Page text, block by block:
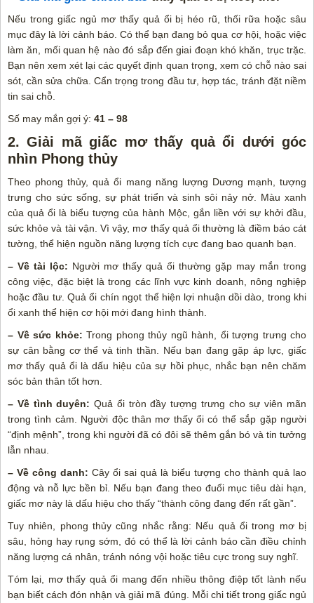
Nếu trong giấc ngủ mơ thấy quả ổi bị héo rũ, thối rữa hoặc sâu
mục đây là lời cảnh báo. Có thể bạn đang bỏ qua cơ hội, hoặc việc
làm ăn, mối quan hệ nào đó sắp đến giai đoạn khó khăn, trục trặc.
Bạn nên xem xét lại các quyết định quan trọng, xem có chỗ nào sai
sót, cần sửa chữa. Cẩn trọng trong đầu tư, hợp tác, tránh đặt niềm
tin sai chỗ.
Số may mắn gợi ý: 41 – 98
2. Giải mã giấc mơ thấy quả ổi dưới góc
nhìn Phong thủy
Theo phong thủy, quả ổi mang năng lượng Dương mạnh, tượng
trưng cho sức sống, sự phát triển và sinh sôi nảy nở. Màu xanh
của quả ổi là biểu tượng của hành Mộc, gắn liền với sự khởi đầu,
sức khỏe và tài vận. Vì vậy, mơ thấy quả ổi thường là điềm báo cát
tường, thể hiện nguồn năng lượng tích cực đang bao quanh bạn.
– Về tài lộc: Người mơ thấy quả ổi thường gặp may mắn trong
công việc, đặc biệt là trong các lĩnh vực kinh doanh, nông nghiệp
hoặc đầu tư. Quả ổi chín ngọt thể hiện lợi nhuận dồi dào, trong khi
ổi xanh thể hiện cơ hội mới đang hình thành.
– Về sức khỏe: Trong phong thủy ngũ hành, ổi tượng trưng cho
sự cân bằng cơ thể và tinh thần. Nếu bạn đang gặp áp lực, giấc
mơ thấy quả ổi là dấu hiệu của sự hồi phục, nhắc bạn nên chăm
sóc bản thân tốt hơn.
– Về tình duyên: Quả ổi tròn đầy tượng trưng cho sự viên mãn
trong tình cảm. Người độc thân mơ thấy ổi có thể sắp gặp người
“định mệnh”, trong khi người đã có đôi sẽ thêm gắn bó và tin tưởng
lẫn nhau.
– Về công danh: Cây ổi sai quả là biểu tượng cho thành quả lao
động và nỗ lực bền bỉ. Nếu bạn đang theo đuổi mục tiêu dài hạn,
giấc mơ này là dấu hiệu cho thấy “thành công đang đến rất gần”.
Tuy nhiên, phong thủy cũng nhắc rằng: Nếu quả ổi trong mơ bị
sâu, hỏng hay rụng sớm, đó có thể là lời cảnh báo cần điều chỉnh
năng lượng cá nhân, tránh nóng vội hoặc tiêu cực trong suy nghĩ.
Tóm lại, mơ thấy quả ổi mang đến nhiều thông điệp tốt lành nếu
bạn biết cách đón nhận và giải mã đúng. Mỗi chi tiết trong giấc ngủ